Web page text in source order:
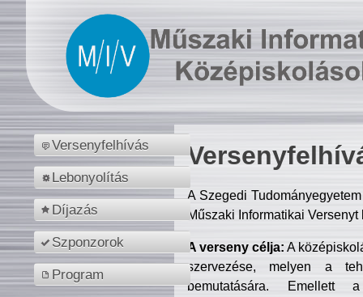
Versenyfelhívás
Lebonyolítás
Díjazás
Szponzorok
Program
A Szegedi
Műszaki Informatikai
A verseny célja: A
szervezése, melyen a
bemutatására. Emellett